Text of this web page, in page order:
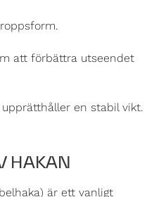
att förbättra utseendet
en stabil vikt.
HAKAN
är ett vanligt